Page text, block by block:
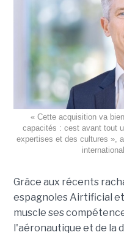
« Cette acquisition va
capacités : cest avant tout
expertises et des cultures »,
Grâce aux récents
espagnoles Airtificial et
muscle ses
l'aéronautique et de la